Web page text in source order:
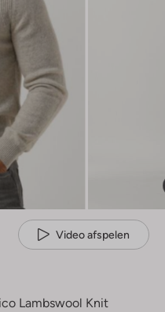
Video afspelen
Lambswool Knit